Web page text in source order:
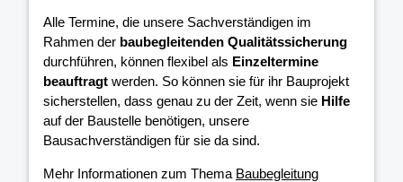
Alle Termine, die unsere Sachverständigen im
Rahmen der baubegleitenden Qualitätssicherung
durchführen, können flexibel als Einzeltermine
beauftragt werden. So können sie für ihr Bauprojekt
sicherstellen, dass genau zu der Zeit, wenn sie Hilfe
auf der Baustelle benötigen, unsere
Bausachverständigen für sie da sind.
Mehr Informationen zum Thema Baubegleitung